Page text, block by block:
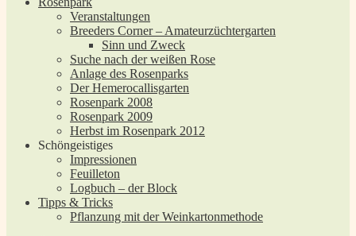
Veranstaltungen
Breeders Corner – Amateurzüchtergarten
Sinn und Zweck
Suche nach der weißen Rose
Anlage des Rosenparks
Der Hemerocallisgarten
Rosenpark 2008
Rosenpark 2009
Herbst im Rosenpark 2012
Schöngeistiges
Impressionen
Feuilleton
Logbuch – der Block
Tipps & Tricks
Pflanzung mit der Weinkartonmethode